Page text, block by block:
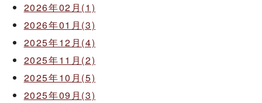
2026年02月(1)
2026年01月(3)
2025年12月(4)
2025年11月(2)
2025年10月(5)
2025年09月(3)